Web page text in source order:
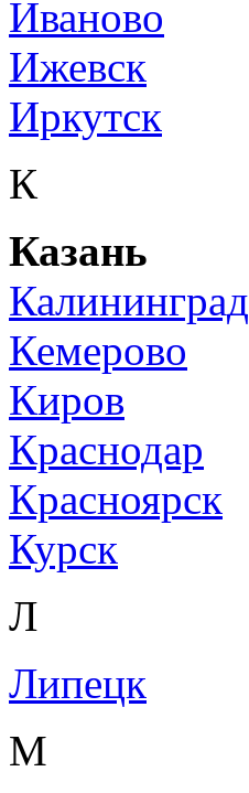
Иваново
Ижевск
Иркутск
К
Казань
Калининград
Кемерово
Киров
Краснодар
Красноярск
Курск
Л
Липецк
М